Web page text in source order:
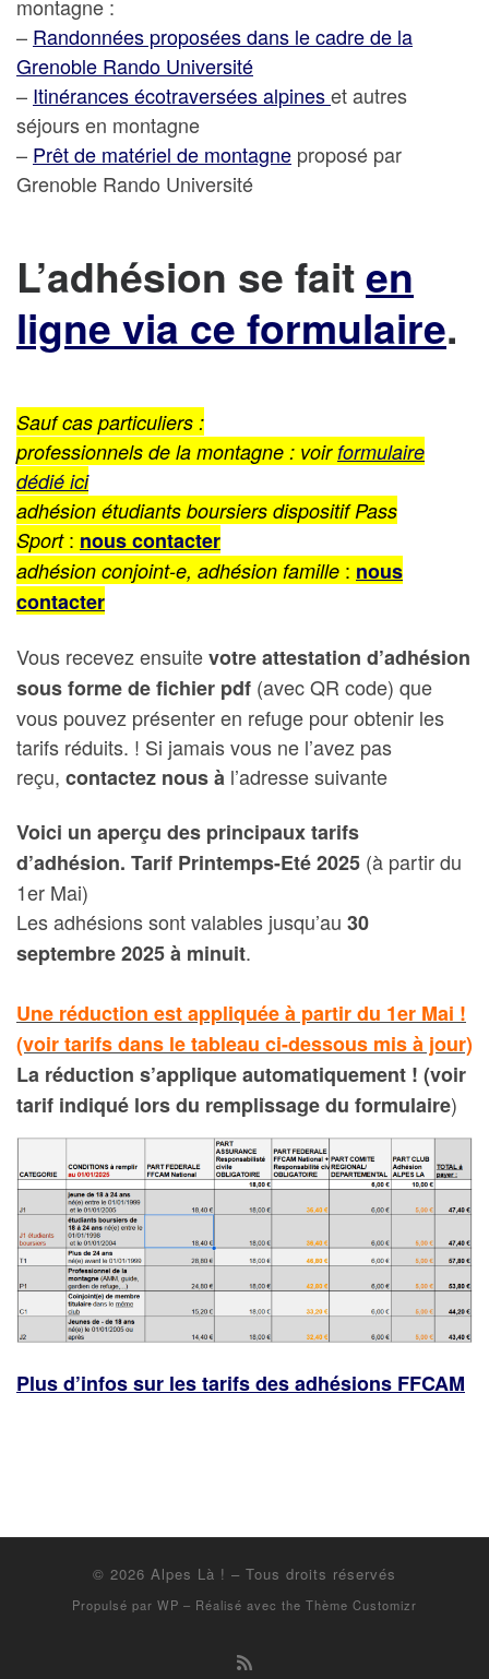
montagne :
– Randonnées proposées dans le cadre de la
Grenoble Rando Université
– Itinérances écotraversées alpineset autres
séjours en montagne
– Prêt de matériel de montagne proposé par
Grenoble Rando Université
L’adhésion se faiten
ligne via ce formulaire.
Sauf cas particuliers :
professionnels de la montagne : voirformulaire
dédié ici
adhésion étudiants boursiers dispositif Pass
Sport: nous contacter
adhésion conjoint-e, adhésion famille : nous
contacter
Vous recevez ensuitevotre attestation d’adhésion
sous forme de fichier pdf (avec QR code) que
vous pouvez présenter en refuge pour obtenir les
tarifs réduits. ! Si jamais vous ne l’avez pas
reçu, contactez nous à l’adresse suivante
Voici un aperçu des principaux tarifs
d’adhésion. Tarif Printemps-Eté 2025 (à partir du
1er Mai)
Les adhésions sont valables jusqu’au 30
septembre 2025à minuit.
Une réduction est appliquée à partir du 1er Mai !
(voir tarifs dans le tableau ci-dessous mis à jour)
La réduction s’applique automatiquement ! (voir
tarif indiqué lors du remplissage du formulaire)
Plus d’infos sur les tarifs des adhésions FFCAM
© 2026 Alpes Là ! – Tous droits réservés
Propulsé par WP – Réalisé avec the Thème Customizr